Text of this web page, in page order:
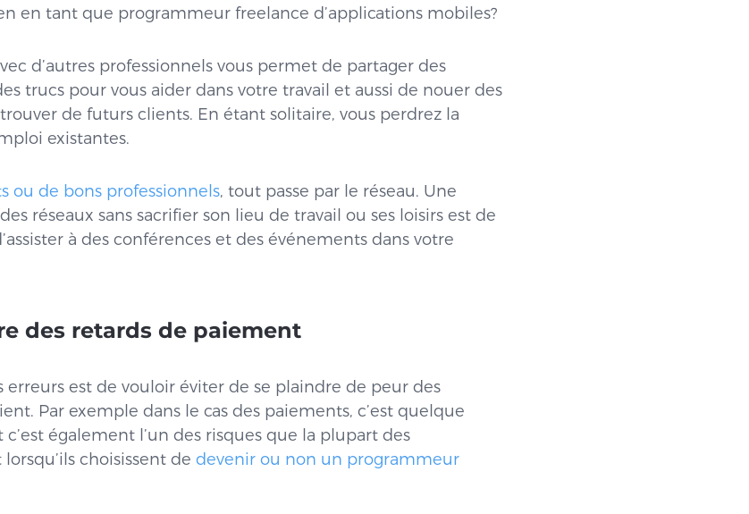
en tant que programmeur freelance d’applications mobiles?
d’autres professionnels vous permet de partager des
trucs pour vous aider dans votre travail et aussi de nouer des
de futurs clients. En étant solitaire, vous perdrez la
existantes.
ou de bons professionnels, tout passe par le réseau. Une
réseaux sans sacrifier son lieu de travail ou ses loisirs est de
à des conférences et des événements dans votre
des retards de paiement
erreurs est de vouloir éviter de se plaindre de peur des
Par exemple dans le cas des paiements, c’est quelque
également l’un des risques que la plupart des
choisissent de devenir ou non un programmeur